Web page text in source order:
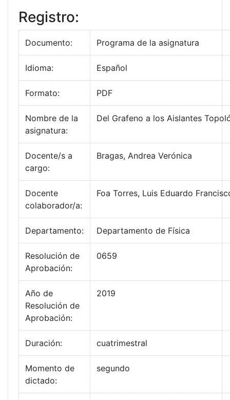
Registro:
Documento: Programa de la asignatura
Idioma: Español
Formato: PDF
Nombre de la
asignatura:
Del Grafeno a los Aislantes
Docente/s a
cargo:
Bragas, Andrea Verónica
Docente
colaborador/a:
Foa Torres, Luis Eduardo
Departamento: Departamento de Física
Resolución de
Aprobación:
0659
Año de
Resolución de
Aprobación:
2019
Duración: cuatrimestral
Momento de
dictado:
segundo